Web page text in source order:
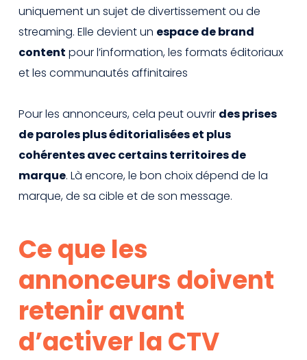
uniquement un sujet de divertissement ou de
streaming. Elle devient un espace de brand
content pour l’information, les formats éditoriaux
et les communautés affinitaires
Pour les annonceurs, cela peut ouvrir des prises
de paroles plus éditorialisées et plus
cohérentes avec certains territoires de
marque. Là encore, le bon choix dépend de la
marque, de sa cible et de son message.
Ce que les
annonceurs doivent
retenir avant
d’activer la CTV